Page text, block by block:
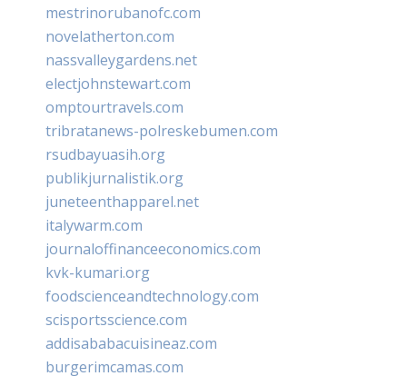
mestrinorubanofc.com
novelatherton.com
nassvalleygardens.net
electjohnstewart.com
omptourtravels.com
tribratanews-polreskebumen.com
rsudbayuasih.org
publikjurnalistik.org
juneteenthapparel.net
italywarm.com
journaloffinanceeconomics.com
kvk-kumari.org
foodscienceandtechnology.com
scisportsscience.com
addisababacuisineaz.com
burgerimcamas.com